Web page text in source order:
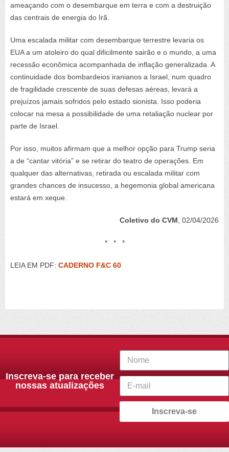
ameaçando com o desembarque em terra e com a destruição
das centrais de energia do Irã.
Uma escalada militar com desembarque terrestre levaria os
EUA a um atoleiro do qual dificilmente sairão e o mundo, a uma
recessão econômica acompanhada de inflação generalizada. A
continuidade dos bombardeios iranianos a Israel, num quadro
de fragilidade crescente de suas defesas aéreas, levará a
prejuízos jamais sofridos pelo estado sionista. Isso poderia
colocar na mesa a possibilidade de uma retaliação nuclear por
parte de Israel.
Por isso, muitos afirmam que a melhor opção para Trump seria
a de “cantar vitória” e se retirar do teatro de operações. Em
qualquer das alternativas, retirada ou escalada militar com
grandes chances de insucesso, a hegemonia global americana
estará em xeque.
Coletivo do CVM , 02/04/2026
* * *
LEIA EM PDF: CADERNO F&C 60
Inscreva-se para receber
nossas atualizações
Inscreva-se